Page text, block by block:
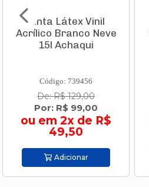
Tinta Látex Vinil
Acrílico Branco Neve
15l Achaqui
Código: 739456
De: R$ 129,00
Por: R$ 99,00
ou em 2x de R$
49,50
Adicionar